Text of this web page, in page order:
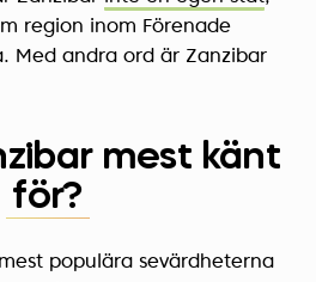
region inom Förenade
Med andra ord är Zanzibar
mest känt
för?
populära sevärdheterna